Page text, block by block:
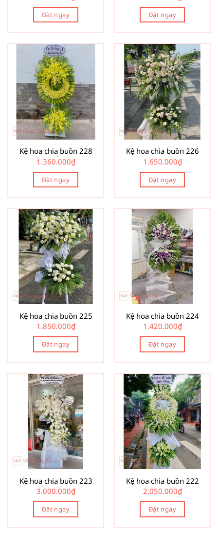
Đặt ngay Đặt ngay
Kệ hoa chia buồn 228
1.360.000₫
Đặt ngay
Kệ hoa chia buồn 226
1.650.000₫
Đặt ngay
Kệ hoa chia buồn 225
1.850.000₫
Đặt ngay
Kệ hoa chia buồn 224
1.420.000₫
Đặt ngay
Kệ hoa chia buồn 223
3.000.000₫
Đặt ngay
Kệ hoa chia buồn 222
2.050.000₫
Đặt ngay